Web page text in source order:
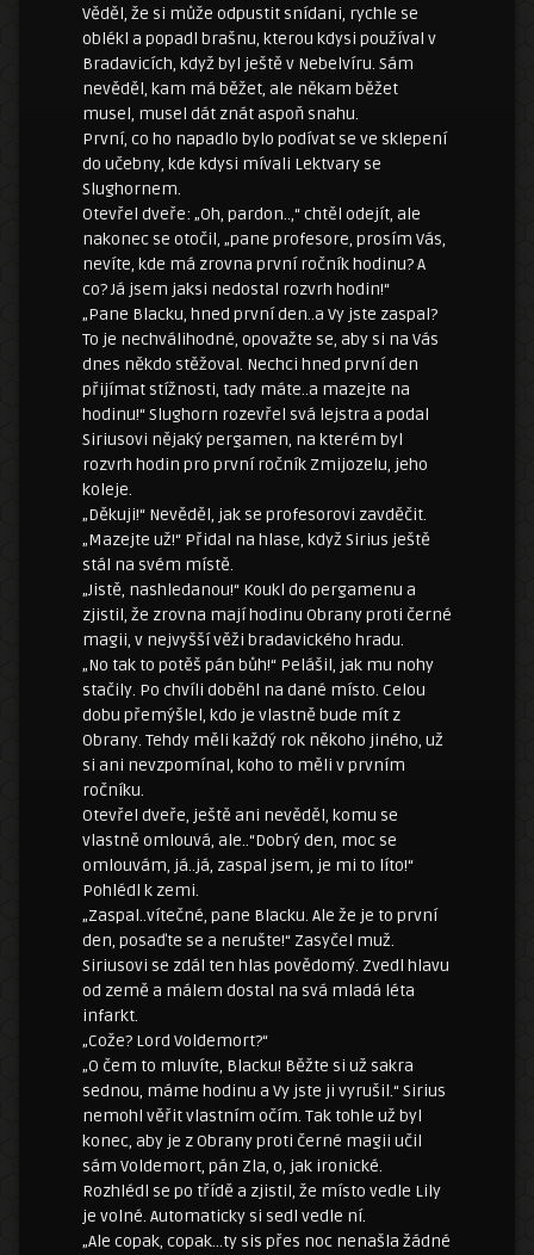
Věděl, že si může odpustit snídani, rychle se
oblékl a popadl brašnu, kterou kdysi používal v
Bradavicích, když byl ještě v Nebelvíru. Sám
nevěděl, kam má běžet, ale někam běžet
musel, musel dát znát aspoň snahu.
První, co ho napadlo bylo podívat se ve sklepení
do učebny, kde kdysi mívali Lektvary se
Slughornem.
Otevřel dveře: „Oh, pardon..,“ chtěl odejít, ale
nakonec se otočil, „pane profesore, prosím Vás,
nevíte, kde má zrovna první ročník hodinu? A
co? Já jsem jaksi nedostal rozvrh hodin!“
„Pane Blacku, hned první den..a Vy jste zaspal?
To je nechválihodné, opovažte se, aby si na Vás
dnes někdo stěžoval. Nechci hned první den
přijímat stížnosti, tady máte..a mazejte na
hodinu!“ Slughorn rozevřel svá lejstra a podal
Siriusovi nějaký pergamen, na kterém byl
rozvrh hodin pro první ročník Zmijozelu, jeho
koleje.
„Děkuji!“ Nevěděl, jak se profesorovi zavděčit.
„Mazejte už!“ Přidal na hlase, když Sirius ještě
stál na svém místě.
„Jistě, nashledanou!“ Koukl do pergamenu a
zjistil, že zrovna mají hodinu Obrany proti černé
magii, v nejvyšší věži bradavického hradu.
„No tak to potěš pán bůh!“ Pelášil, jak mu nohy
stačily. Po chvíli doběhl na dané místo. Celou
dobu přemýšlel, kdo je vlastně bude mít z
Obrany. Tehdy měli každý rok někoho jiného, už
si ani nevzpomínal, koho to měli v prvním
ročníku.
Otevřel dveře, ještě ani nevěděl, komu se
vlastně omlouvá, ale..“Dobrý den, moc se
omlouvám, já..já, zaspal jsem, je mi to líto!“
Pohlédl k zemi.
„Zaspal..vítečné, pane Blacku. Ale že je to první
den, posaďte se a nerušte!“ Zasyčel muž.
Siriusovi se zdál ten hlas povědomý. Zvedl hlavu
od země a málem dostal na svá mladá léta
infarkt.
„Cože? Lord Voldemort?“
„O čem to mluvíte, Blacku! Běžte si už sakra
sednou, máme hodinu a Vy jste ji vyrušil.“ Sirius
nemohl věřit vlastním očím. Tak tohle už byl
konec, aby je z Obrany proti černé magii učil
sám Voldemort, pán Zla, o, jak ironické.
Rozhlédl se po třídě a zjistil, že místo vedle Lily
je volné. Automaticky si sedl vedle ní.
„Ale copak, copak…ty sis přes noc nenašla žádné